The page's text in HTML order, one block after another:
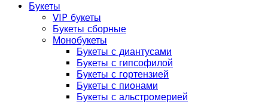
Букеты
VIP букеты
Букеты сборные
Монобукеты
Букеты с диантусами
Букеты с гипсофилой
Букеты с гортензией
Букеты с пионами
Букеты с альстромерией